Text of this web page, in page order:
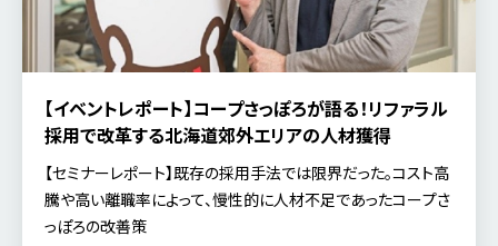
【イベントレポート】コープさっぽろが語る！リファラル
採用で改革する北海道郊外エリアの人材獲得
【セミナーレポート】既存の採用手法では限界だった。コスト高
騰や高い離職率によって、慢性的に人材不足であったコープさ
っぽろの改善策